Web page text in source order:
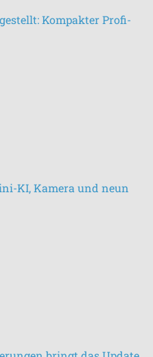
Kompakter Profi-
KI, Kamera und neun